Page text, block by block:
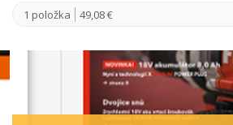
1 položka 49,08 €